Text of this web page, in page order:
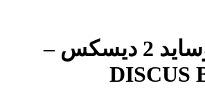
داروی باكتوسايد 2 دیسکس –
DISCUS